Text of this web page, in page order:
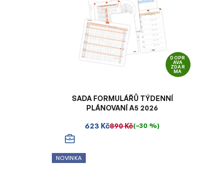
DOPR
AVA
ZDAR
MA
SADA FORMULÁŘŮ TÝDENNÍ
PLÁNOVANÍ A5 2026
623 Kč890 Kč(–30 %)
NOVINKA